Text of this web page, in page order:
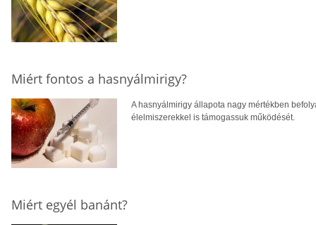
Miért fontos a hasnyálmirigy?
A hasnyálmirigy állapota nagy mértékben
élelmiszerekkel is támogassuk működését.
Miért egyél banánt?